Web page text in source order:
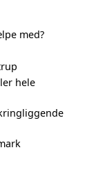
med?
hele